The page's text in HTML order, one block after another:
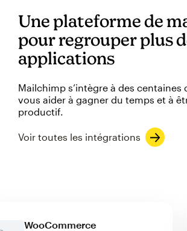
Une plateforme de
pour regrouper plus
applications
Mailchimp s’intègre à des centaines
vous aider à gagner du temps et à
productif.
Voir toutes les intégrations
WooCommerce